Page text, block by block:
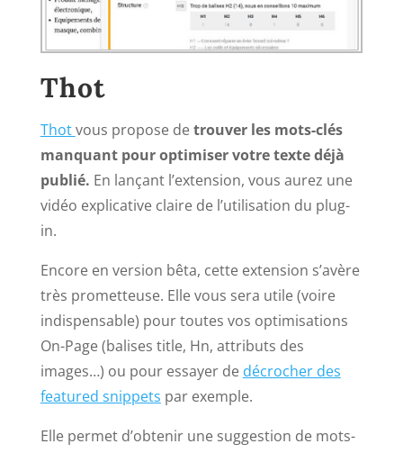
Thot
Thotvous propose detrouver les mots-clés
manquant pour optimiser votre texte déjà
publié. En lançant l’extension, vous aurez une
vidéo explicative claire de l’utilisation du plug-
in.
Encore en version bêta, cette extension s’avère
très prometteuse. Elle vous sera utile (voire
indispensable) pour toutes vos optimisations
On-Page (balises title, Hn, attributs des
images…) ou pour essayer de décrocher des
featured snippets par exemple.
Elle permet d’obtenir une suggestion de mots-